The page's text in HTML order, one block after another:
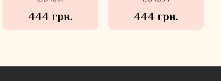
3599 грн. 2899 грн.
444 грн. 444 грн.